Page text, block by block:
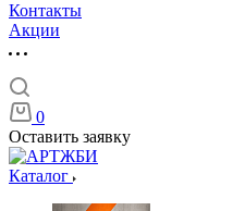
Контакты
Акции
0
Оставить заявку
Каталог